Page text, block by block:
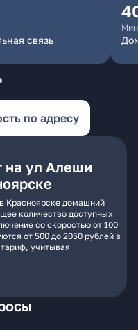
связь
по адресу
на ул Алеши
Красноярске домашний
количество доступных
со скоростью от 100
от 500 до 2050 рублей в
учитывая